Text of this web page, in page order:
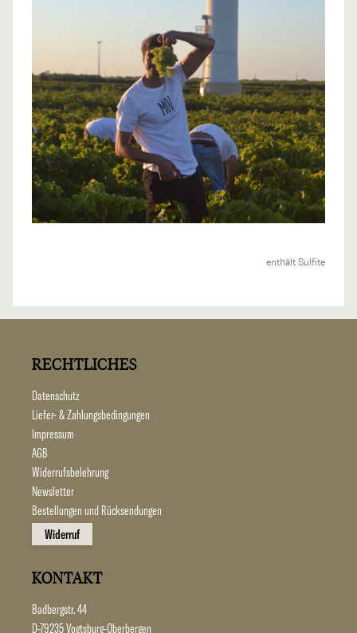
enthält Sulfite
RECHTLICHES
Datenschutz
Liefer- & Zahlungsbedingungen
Impressum
AGB
Widerrufsbelehrung
Newsletter
Bestellungen und Rücksendungen
Widerruf
KONTAKT
Badbergstr. 44
D-79235 Vogtsburg-Oberbergen